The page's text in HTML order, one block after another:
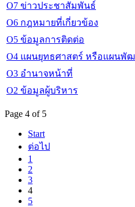
O7 ข่าวประชาสัมพันธ์
O6 กฎหมายที่เกี่ยวข้อง
O5 ข้อมูลการติดต่อ
O4 แผนยุทธศาสตร์ หรือแผนพั
O3 อำนาจหน้าที่
O2 ข้อมูลผู้บริหาร
Page 4 of 5
Start
ต่อไป
1
2
3
4
5